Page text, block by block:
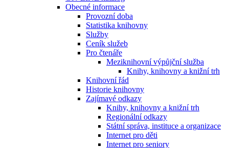
Obecné informace
Provozní doba
Statistika knihovny
Služby
Ceník služeb
Pro čtenáře
Meziknihovní výpůjční služba
Knihy, knihovny a knižní trh
Knihovní řád
Historie knihovny
Zajímavé odkazy
Knihy, knihovny a knižní trh
Regionální odkazy
Státní správa, instituce a organizace
Internet pro děti
Internet pro seniory